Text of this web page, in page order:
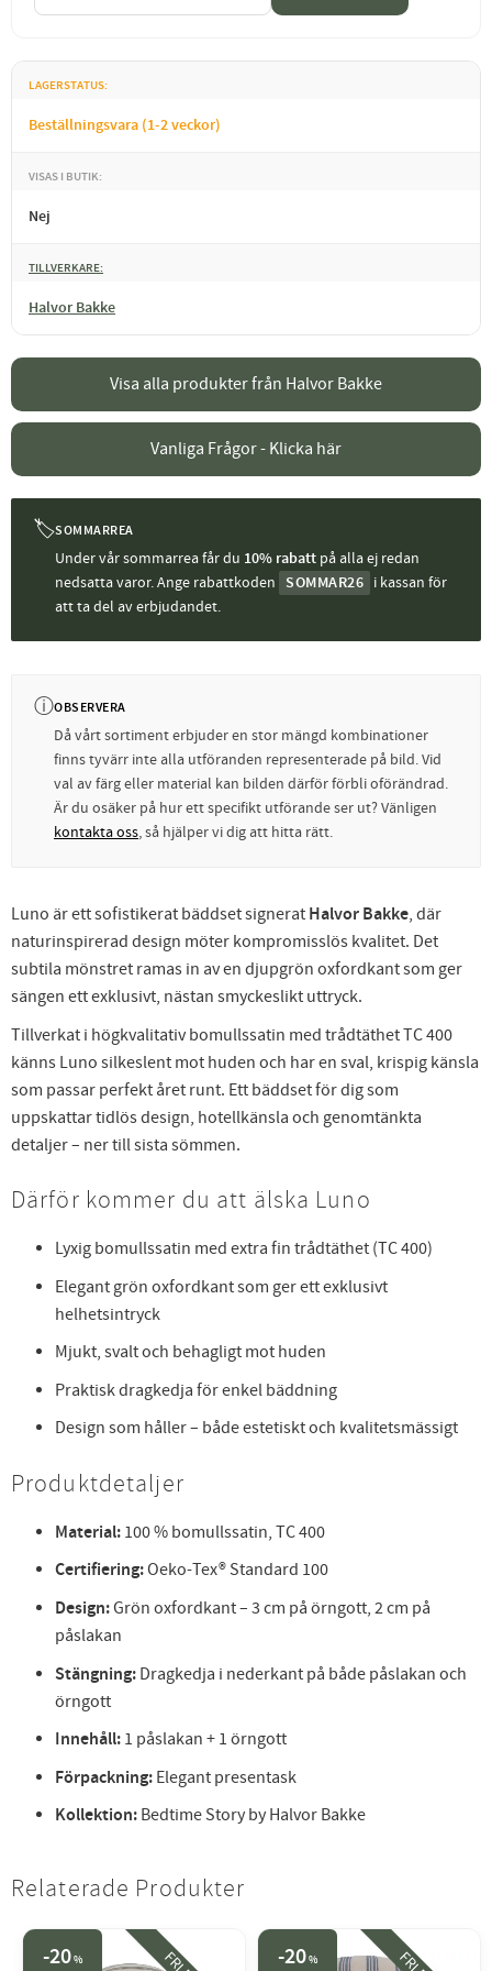
LAGERSTATUS
Beställningsvara (1-2 veckor)
VISAS I BUTIK
Nej
TILLVERKARE
Halvor Bakke
Visa alla produkter från Halvor Bakke
Vanliga Frågor - Klicka här
🏷SOMMARREA
Under vår sommarrea får du 10% rabatt på alla ej redan
nedsatta varor. Ange rabattkoden
SOMMAR26 i kassan för
att ta del av erbjudandet.
ⓘOBSERVERA
Då vårt sortiment erbjuder en stor mängd kombinationer
finns tyvärr inte alla utföranden representerade på bild. Vid
val av färg eller material kan bilden därför förbli oförändrad.
Är du osäker på hur ett specifikt utförande ser ut? Vänligen
kontakta oss, så hjälper vi dig att hitta rätt.
Luno är ett sofistikerat bäddset signerat Halvor Bakke, där
naturinspirerad design möter kompromisslös kvalitet. Det
subtila mönstret ramas in av en djupgrön oxfordkant som ger
sängen ett exklusivt, nästan smyckeslikt uttryck.
Tillverkat i högkvalitativ bomullssatin med trådtäthet TC 400
känns Luno silkeslent mot huden och har en sval, krispig känsla
som passar perfekt året runt. Ett bäddset för dig som
uppskattar tidlös design, hotellkänsla och genomtänkta
detaljer – ner till sista sömmen.
Därför kommer du att älska Luno
Lyxig bomullssatin med extra fin trådtäthet (TC 400)
Elegant grön oxfordkant som ger ett exklusivt
helhetsintryck
Mjukt, svalt och behagligt mot huden
Praktisk dragkedja för enkel bäddning
Design som håller – både estetiskt och kvalitetsmässigt
Produktdetaljer
Material: 100 % bomullssatin, TC 400
Certifiering:Oeko-Tex® Standard 100
Design:Grön oxfordkant – 3 cm på örngott, 2 cm på
påslakan
Stängning: Dragkedja i nederkant på både påslakan och
örngott
Innehåll: 1 påslakan + 1 örngott
Förpackning: Elegant presentask
Kollektion: Bedtime Story by Halvor Bakke
Relaterade Produkter
20% 20%